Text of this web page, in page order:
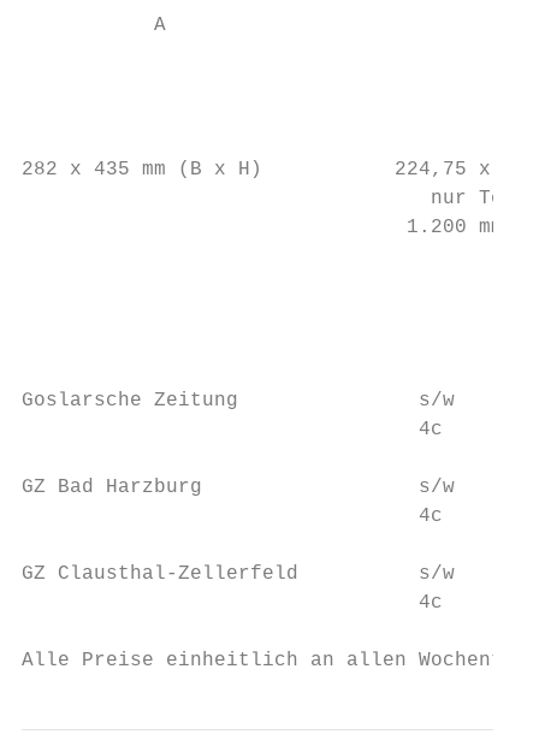
A
282 x 435 mm (B x H)           224,75 x
nur
1.200 mm
Goslarsche Zeitung               s/w
4c
GZ Bad Harzburg                  s/w
4c
GZ Clausthal-Zellerfeld          s/w
4c
Alle Preise einheitlich an allen